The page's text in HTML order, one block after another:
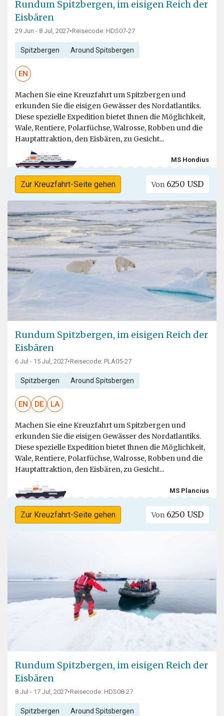
Rundum Spitzbergen, im eisigen Reich der
Eisbären
29 Jun - 8 Jul, 2027•Reisecode: HDS07-27
Spitzbergen Around Spitsbergen
EN
Machen Sie eine Kreuzfahrt um Spitzbergen und
erkunden Sie die eisigen Gewässer des Nordatlantiks.
Diese spezielle Expedition bietet Ihnen die Möglichkeit,
Wale, Rentiere, Polarfüchse, Walrosse, Robben und die
Hauptattraktion, den Eisbären, zu Gesicht...
MS Hondius
Zur Kreuzfahrt-Seite gehen Von 6250 USD
Rundum Spitzbergen, im eisigen Reich der
Eisbären
6 Jul - 15 Jul, 2027•Reisecode: PLA05-27
Spitzbergen Around Spitsbergen
EN DE LA
Machen Sie eine Kreuzfahrt um Spitzbergen und
erkunden Sie die eisigen Gewässer des Nordatlantiks.
Diese spezielle Expedition bietet Ihnen die Möglichkeit,
Wale, Rentiere, Polarfüchse, Walrosse, Robben und die
Hauptattraktion, den Eisbären, zu Gesicht...
MS Plancius
Zur Kreuzfahrt-Seite gehen Von 6250 USD
Rundum Spitzbergen, im eisigen Reich der
Eisbären
8 Jul - 17 Jul, 2027•Reisecode: HDS08-27
Spitzbergen Around Spitsbergen